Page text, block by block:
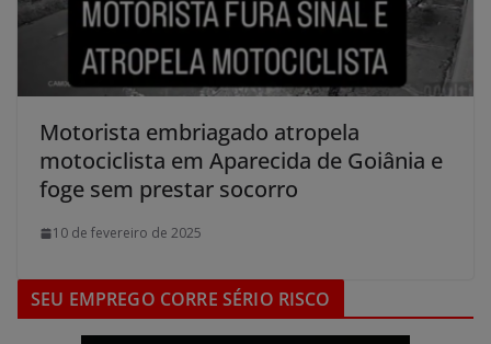
Motorista embriagado atropela
motociclista em Aparecida de Goiânia e
foge sem prestar socorro
10 de fevereiro de 2025
SEU EMPREGO CORRE SÉRIO RISCO